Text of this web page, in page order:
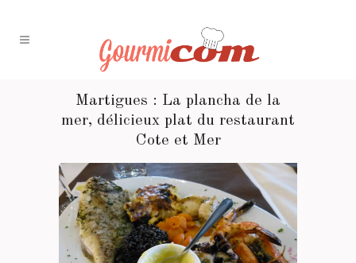
Martigues : La plancha de la
mer, délicieux plat du restaurant
Cote et Mer